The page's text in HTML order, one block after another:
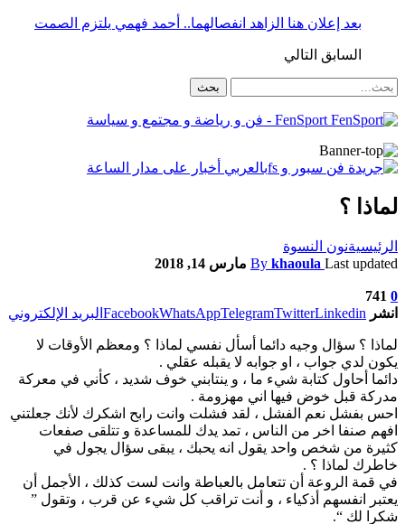
بعد إعلان هنا الزاهد انفصالهما.. أحمد فهمي يلتزم الصمت
السابق التالي
FenSport - فن و رياضة و مجتمع و سياسة
لماذا ؟
الرئيسيةنون النسوة
By khaoula Last updated مارس 14, 2018
0
741
انشر
FacebookWhatsAppTelegramTwitterLinkedin البريد الإلكتروني
لماذا ؟ سؤال وجيه دائما أسأل نفسي لماذا ؟ ومعظم الأوقات لا
يكون لدي جواب ، او جوابه لا يقبله عقلي .
دائما أحاول كتابة شيء ما ، و ينتابني خوف شديد ، كأني في معركة
مدركة قبل خوض فيها اني مهزومة .
احس بفشل نعم الفشل ، لقد فشلت وانت رابح اشكرك لأنك جعلتني
افهم صنفا اخر من الناس ، تمد يدك للمساعدة و تتلقى صفعات
كثيرة من شخص واحد يقول انه يحبك ، يبقى سؤال يجول في
خاطرك لماذا ؟ .
في قمة الروعة أن تتعامل بالعباطة وانت لست كذلك ، الأجمل أن
يعتبر انفسهم أذكياء ، و أنت تراقب كل شيء عن قرب ، وتقول ”
شكرا لك “.